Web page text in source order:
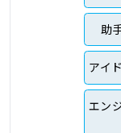
助
アイ
エン